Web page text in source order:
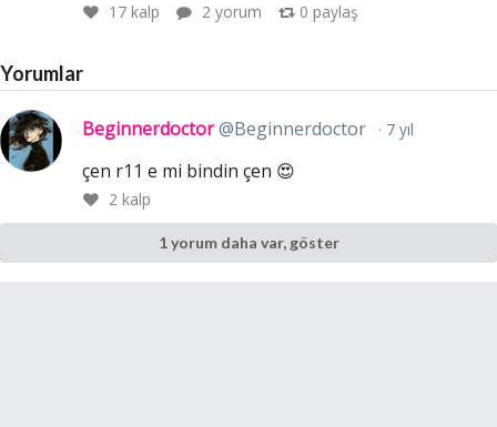
17kalp 2 yorum 0 paylaş
Yorumlar
Beginnerdoctor@Beginnerdoctor 7 yıl
çen r11 e mi bindin çen 😍
2 kalp
1 yorum daha var, göster